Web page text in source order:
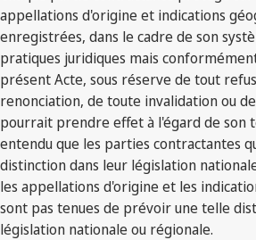
appellations d'origine et indications
enregistrées, dans le cadre de son
pratiques juridiques mais
présent Acte, sous réserve de tout
renonciation, de toute invalidation ou
pourrait prendre effet à l'égard de
entendu que les parties contractantes
distinction dans leur législation
les appellations d'origine et les
sont pas tenues de prévoir une telle
législation nationale ou régionale.